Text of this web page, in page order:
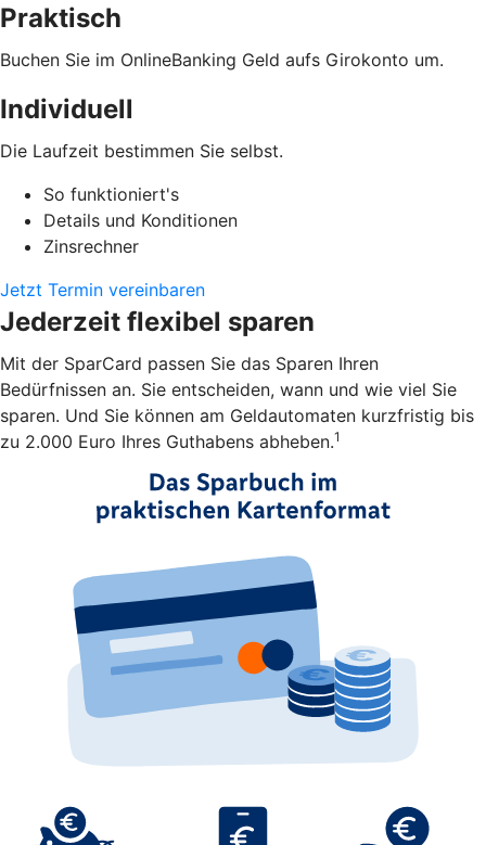
Praktisch
Buchen Sie im OnlineBanking Geld aufs Girokonto um.
Individuell
Die Laufzeit bestimmen Sie selbst.
So funktioniert's
Details und Konditionen
Zinsrechner
Jetzt Termin vereinbaren
Jederzeit flexibel sparen
Mit der SparCard passen Sie das Sparen Ihren
Bedürfnissen an. Sie entscheiden, wann und wie viel Sie
sparen. Und Sie können am Geldautomaten kurzfristig bis
zu 2.000 Euro Ihres Guthabens abheben.1